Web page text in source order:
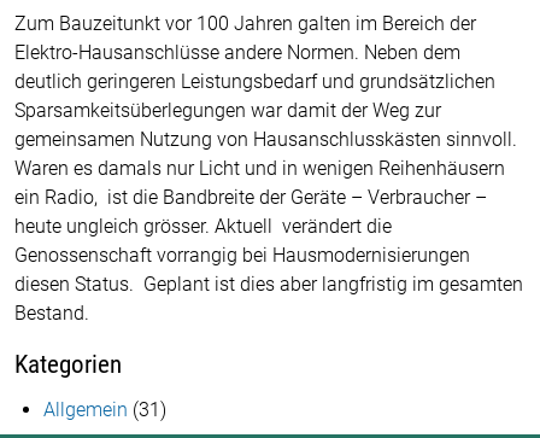
Zum Bauzeitunkt vor 100 Jahren galten im Bereich der
Elektro-Hausanschlüsse andere Normen. Neben dem
deutlich geringeren Leistungsbedarf und grundsätzlichen
Sparsamkeitsüberlegungen war damit der Weg zur
gemeinsamen Nutzung von Hausanschlusskästen sinnvoll.
Waren es damals nur Licht und in wenigen Reihenhäusern
ein Radio, ist die Bandbreite der Geräte – Verbraucher –
heute ungleich grösser. Aktuell verändert die
Genossenschaft vorrangig bei Hausmodernisierungen
diesen Status. Geplant ist dies aber langfristig im gesamten
Bestand.
Kategorien
Allgemein (31)